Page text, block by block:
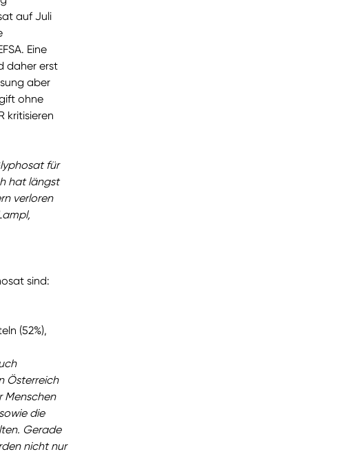
auf Juli
Eine
daher erst
aber
ohne
kritisieren
für
hat längst
verloren
sind:
(52%),
Österreich
Menschen
die
Gerade
nicht nur